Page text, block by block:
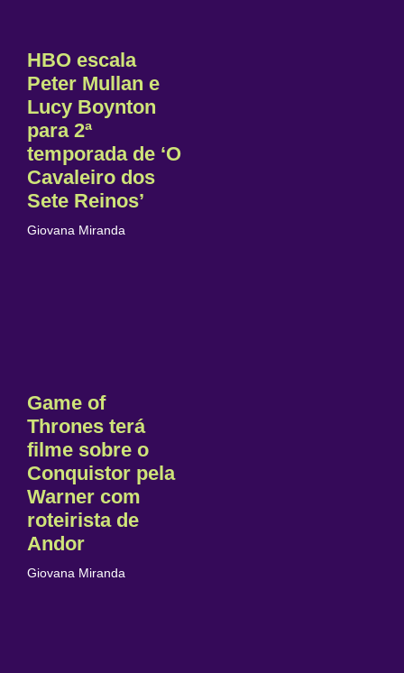
HBO escala
Peter Mullan e
Lucy Boynton
para 2ª
temporada de ‘O
Cavaleiro dos
Sete Reinos’
Giovana Miranda
Game of
Thrones terá
filme sobre o
Conquistor pela
Warner com
roteirista de
Andor
Giovana Miranda